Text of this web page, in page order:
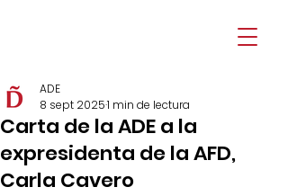
Carta de la ADE a la
expresidenta de la AFD,
Carla Cavero
ADE
8 sept 20251 min de lectura